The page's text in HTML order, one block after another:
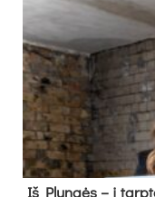
Iš Plungės – į